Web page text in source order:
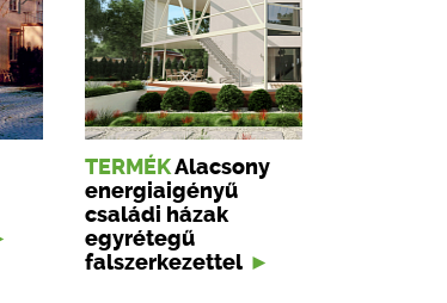
TERMÉKAlacsony
energiaigényű
családi házak
egyrétegű
falszerkezettel